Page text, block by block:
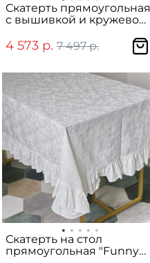
Скатерть прямоугольная
с вышивкой и кружевом
4 573 р. 7 497 р.
Скатерть на стол
прямоугольная "Funny